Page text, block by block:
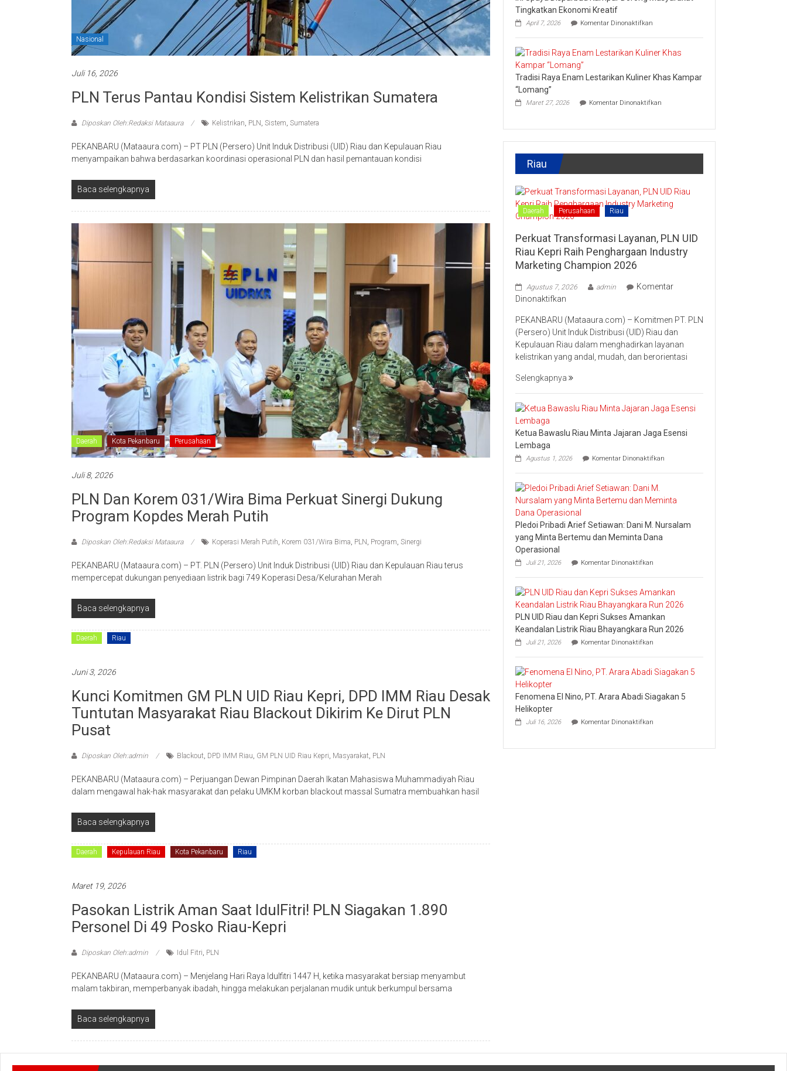
Nasional
Juli 16, 2026
PLN Terus Pantau Kondisi Sistem Kelistrikan Sumatera
Diposkan Oleh:Redaksi Mataaura Kelistrikan, PLN , Sistem, Sumatera
PEKANBARU (Mataaura.com) – PT PLN (Persero) Unit Induk Distribusi (UID) Riau dan Kepulauan Riau
menyampaikan bahwa berdasarkan koordinasi operasional PLN dan hasil pemantauan kondisi
Baca selengkapnya
Daerah Kota Pekanbaru Perusahaan
Juli 8, 2026
PLN Dan Korem 031/Wira Bima Perkuat Sinergi Dukung
Program Kopdes Merah Putih
Diposkan Oleh:Redaksi Mataaura Koperasi Merah Putih, Korem 031/Wira Bima, PLN , Program, Sinergi
PEKANBARU (Mataaura.com) – PT. PLN (Persero) Unit Induk Distribusi (UID) Riau dan Kepulauan Riau terus
mempercepat dukungan penyediaan listrik bagi 749 Koperasi Desa/Kelurahan Merah
Baca selengkapnya
Daerah Riau
Juni 3, 2026
Kunci Komitmen GM PLN UID Riau Kepri, DPD IMM Riau Desak
Tuntutan Masyarakat Riau Blackout Dikirim Ke Dirut PLN
Pusat
Diposkan Oleh:admin Blackout, DPD IMM Riau, GM PLN UID Riau Kepri, Masyarakat, PLN
PEKANBARU (Mataaura.com) – Perjuangan Dewan Pimpinan Daerah Ikatan Mahasiswa Muhammadiyah Riau
dalam mengawal hak-hak masyarakat dan pelaku UMKM korban blackout massal Sumatra membuahkan hasil
Baca selengkapnya
Daerah Kepulauan Riau Kota Pekanbaru Riau
Maret 19, 2026
Pasokan Listrik Aman Saat IdulFitri! PLN Siagakan 1.890
Personel Di 49 Posko Riau-Kepri
Diposkan Oleh:admin Idul Fitri, PLN
PEKANBARU (Mataaura.com) – Menjelang Hari Raya Idulfitri 1447 H, ketika masyarakat bersiap menyambut
malam takbiran, memperbanyak ibadah, hingga melakukan perjalanan mudik untuk berkumpul bersama
Baca selengkapnya
Tingkatkan Ekonomi Kreatif
April 7, 2026 Komentar Dinonaktifkan
Upaya
Disparbud
Kampar
Masyarakat
Kreatif
Tradisi Raya Enam Lestarikan Kuliner Khas Kampar
“Lomang”
Maret 27, 2026 Komentar Dinonaktifkan
Enam
Khas
“Lomang”
Riau
Daerah Perusahaan Riau
Perkuat Transformasi Layanan, PLN UID
Riau Kepri Raih Penghargaan Industry
Marketing Champion 2026
Agustus 7, 2026 admin
Komentar
Dinonaktifkan
Transformasi
Layanan,
PLN
UID
Raih
Penghargaan
Marketing
2026
PEKANBARU (Mataaura.com) – Komitmen PT. PLN
(Persero) Unit Induk Distribusi (UID) Riau dan
Kepulauan Riau dalam menghadirkan layanan
kelistrikan yang andal, mudah, dan berorientasi
Selengkapnya
Ketua Bawaslu Riau Minta Jajaran Jaga Esensi
Lembaga
Agustus 1, 2026 Komentar Dinonaktifkan
Bawaslu
Jajaran
Esensi
Lembaga
Pledoi Pribadi Arief Setiawan: Dani M. Nursalam
yang Minta Bertemu dan Meminta Dana
Operasional
Juli 21, 2026 Komentar Dinonaktifkan
Pribadi
Arief
Setiawan:
Dani
M.
Nursalam
yang
Meminta
PLN UID Riau dan Kepri Sukses Amankan
Keandalan Listrik Riau Bhayangkara Run 2026
Juli 21, 2026 Komentar Dinonaktifkan
UID
Riau
dan
Sukses
Fenomena El Nino, PT. Arara Abadi Siagakan 5
Helikopter
Juli 16, 2026 Komentar Dinonaktifkan
Nino,